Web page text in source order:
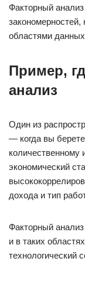
Факторный
закономерностей,
областями
Пример,
анализ
Один из
— когда вы берете
количественному
экономический
дохода и тип
Факторный анализ
и в таких
технологический